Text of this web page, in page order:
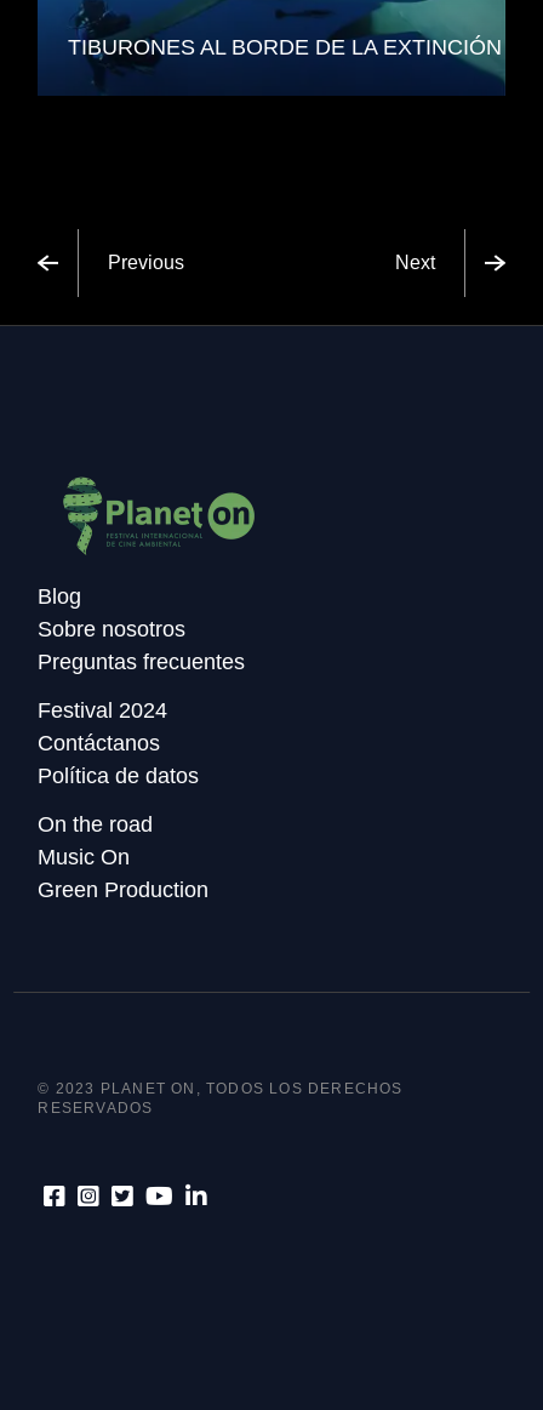
TIBURONES AL BORDE DE LA EXTINCIÓN
Previous Next
Blog
Sobre nosotros
Preguntas frecuentes
Festival 2024
Contáctanos
Política de datos
On the road
Music On
Green Production
© 2023 PLANET ON, TODOS LOS DERECHOS
RESERVADOS